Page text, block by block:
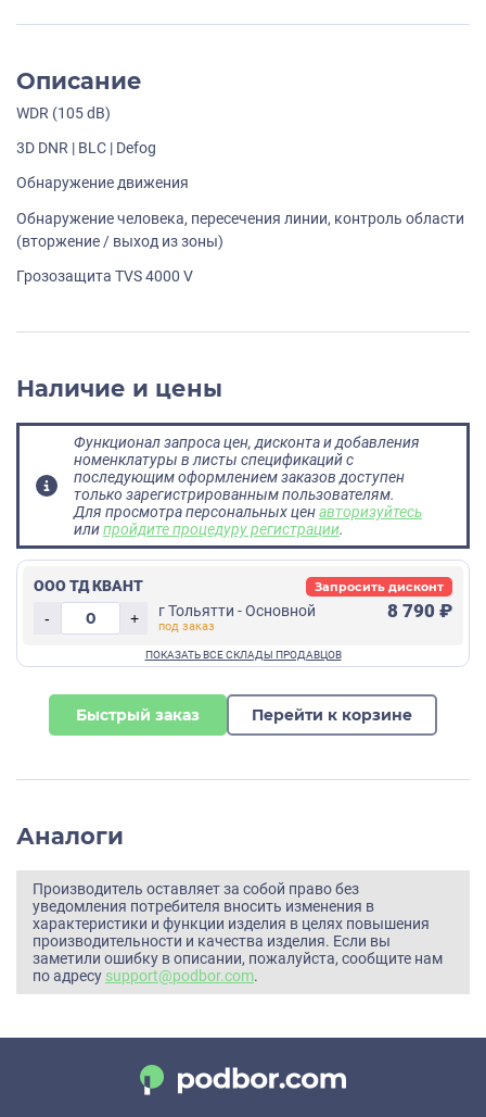
Описание
WDR (105 dB)
3D DNR | BLC | Defog
Обнаружение движения
Обнаружение человека, пересечения линии, контроль области
(вторжение / выход из зоны)
Грозозащита TVS 4000 V
Наличие и цены
Функционал запроса цен, дисконта и добавления
номенклатуры в листы спецификаций с
последующим оформлением заказов доступен
только зарегистрированным пользователям.
Для просмотра персональных ценавторизуйтесь
илипройдите процедуру регистрации.
ООО ТД КВАНТ
-
+ г Тольятти - Основной 8 790 ₽
Запросить дисконт
Быстрый заказ Перейти к корзине
Аналоги
Производитель оставляет за собой право без
уведомления потребителя вносить изменения в
характеристики и функции изделия в целях повышения
производительности и качества изделия. Если вы
заметили ошибку в описании, пожалуйста, сообщите нам
по адресу support@podbor.com.